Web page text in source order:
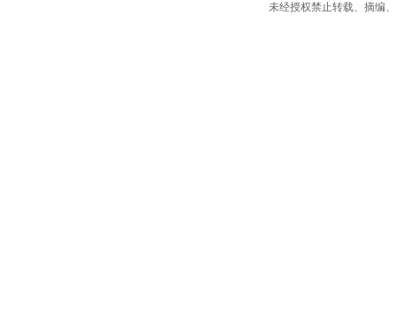
未经授权禁止转载、摘编